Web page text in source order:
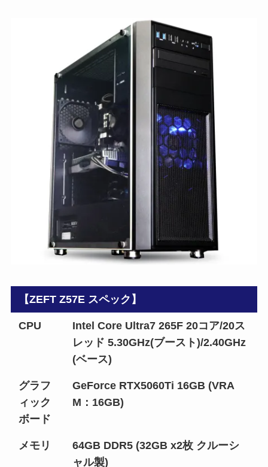
【ZEFT Z57E スペック】
CPU
Intel Core Ultra7 265F 20コア/20ス
レッド 5.30GHz(ブースト)/2.40GHz
(ベース)
グラフ
ィック
ボード
GeForce RTX5060Ti 16GB (VRA
M：16GB)
メモリ
64GB DDR5 (32GB x2枚 クルーシ
ャル製)